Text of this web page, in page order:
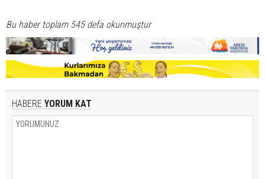
Bu haber toplam 545 defa okunmuştur
HABERE YORUM KAT